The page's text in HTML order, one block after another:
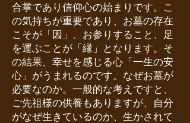
合掌であり信仰心の始まりです。こ
の気持ちが重要であり、お墓の存在
こそが「因」、お参りすること、足
を運ぶことが「縁」となります。そ
の結果、幸せを感じる心「一生の安
心」がうまれるのです。なぜお墓が
必要なのか。一般的な考えですと、
ご先祖様の供養もありますが、自分
がなぜ生きているのか、生かされて